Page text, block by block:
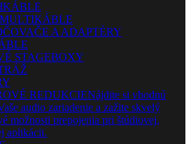
A ADAPTÉRY
STAGEBOXY
REDUKCIENájdite si vhodnú
audio zariadenie a zažite skvelý
možnosti prepojenia pri štúdiovej,
aplikácii.